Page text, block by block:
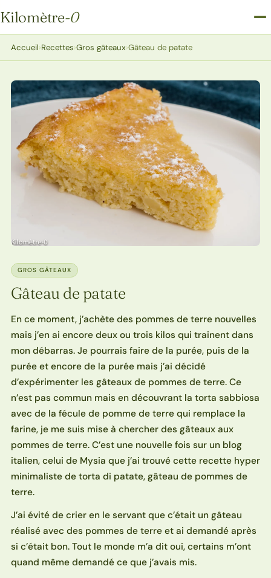
Kilomètre-0
Kilomètre-0
Accueil›Recettes›Gros gâteaux›Gâteau de patate
GROS GÂTEAUX
Gâteau de patate
En ce moment, j’achète des pommes de terre nouvelles
mais j’en ai encore deux ou trois kilos qui trainent dans
mon débarras. Je pourrais faire de la purée, puis de la
purée et encore de la purée mais j’ai décidé
d’expérimenter les gâteaux de pommes de terre. Ce
n’est pas commun mais en découvrant la torta sabbiosa
avec de la fécule de pomme de terre qui remplace la
farine, je me suis mise à chercher des gâteaux aux
pommes de terre. C’est une nouvelle fois sur un blog
italien, celui de Mysia que j’ai trouvé cette recette hyper
minimaliste de torta di patate, gâteau de pommes de
terre.
J’ai évité de crier en le servant que c’était un gâteau
réalisé avec des pommes de terre et ai demandé après
si c’était bon. Tout le monde m’a dit oui, certains m’ont
quand même demandé ce que j’avais mis.